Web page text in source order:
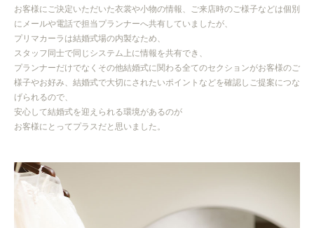
お客様にご決定いただいた衣裳や小物の情報、ご来店時のご様子などは個別
にメールや電話で担当プランナーへ共有していましたが、
プリマカーラは結婚式場の内製なため、
スタッフ同士で同じシステム上に情報を共有でき、
プランナーだけでなくその他結婚式に関わる全てのセクションがお客様のご
様子やお好み、結婚式で大切にされたいポイントなどを確認し ご提案につな
げられるので、
安心して結婚式を迎えられる環境があるのが
お客様にとってプラスだと思いました。